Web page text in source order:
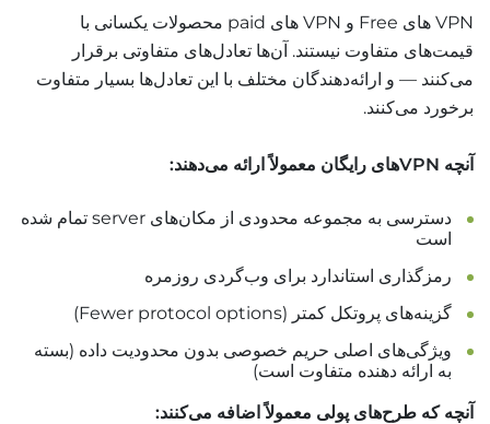
VPN های Free و VPN های paid محصولات یکسانی با
قیمت‌های متفاوت نیستند. آن‌ها تعادل‌های متفاوتی برقرار
می‌کنند — و ارائه‌دهندگان مختلف با این تعادل‌ها بسیار متفاوت
برخورد می‌کنند.
آنچه VPNهای رایگان معمولاً ارائه می‌دهند:
دسترسی به مجموعه محدودی از مکان‌های server تمام شده
است
رمزگذاری استاندارد برای وب‌گردی روزمره
گزینه‌های پروتکل کمتر (Fewer protocol options)
ویژگی‌های اصلی حریم خصوصی بدون محدودیت داده (بسته
به ارائه دهنده متفاوت است)
آنچه که طرح‌های پولی معمولاً اضافه می‌کنند: